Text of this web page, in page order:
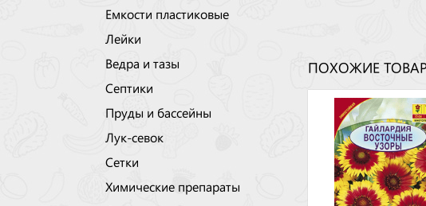
Емкости пластиковые
Лейки
Ведра и тазы
Септики
Пруды и бассейны
Лук-севок
Сетки
Химические препараты
ПОХОЖИЕ